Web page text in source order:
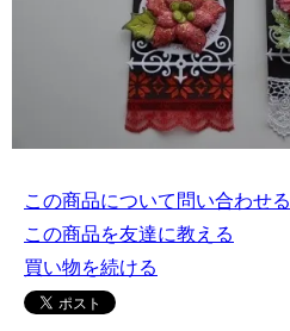
この商品について問い合わせる
この商品を友達に教える
買い物を続ける